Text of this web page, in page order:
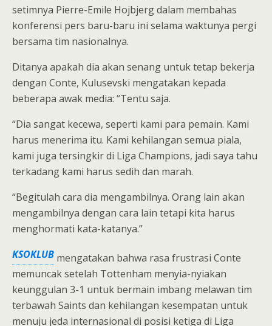
setimnya Pierre-Emile Hojbjerg dalam membahas
konferensi pers baru-baru ini selama waktunya pergi
bersama tim nasionalnya.
Ditanya apakah dia akan senang untuk tetap bekerja
dengan Conte, Kulusevski mengatakan kepada
beberapa awak media: “Tentu saja.
“Dia sangat kecewa, seperti kami para pemain. Kami
harus menerima itu. Kami kehilangan semua piala,
kami juga tersingkir di Liga Champions, jadi saya tahu
terkadang kami harus sedih dan marah.
“Begitulah cara dia mengambilnya. Orang lain akan
mengambilnya dengan cara lain tetapi kita harus
menghormati kata-katanya.”
KSOKLUB mengatakan bahwa rasa frustrasi Conte
memuncak setelah Tottenham menyia-nyiakan
keunggulan 3-1 untuk bermain imbang melawan tim
terbawah Saints dan kehilangan kesempatan untuk
menuju jeda internasional di posisi ketiga di Liga